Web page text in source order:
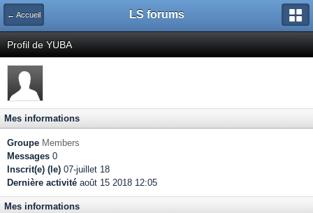
← Accueil LS forums
Profil de YUBA
Mes informations
Groupe Members
Messages 0
Inscrit(e) (le) 07-juillet 18
Dernière activité août 15 2018 12:05
Mes informations